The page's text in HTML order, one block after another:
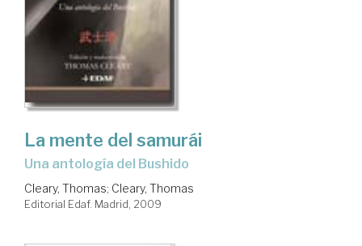
La mente del samurái
una antología del Bushido
Cleary, Thomas; Cleary, Thomas
Editorial Edaf. Madrid, 2009